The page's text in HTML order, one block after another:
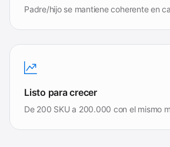
Padre/hijo se mantiene coherente en
Listo para crecer
De 200 SKU a 200.000 con el mismo